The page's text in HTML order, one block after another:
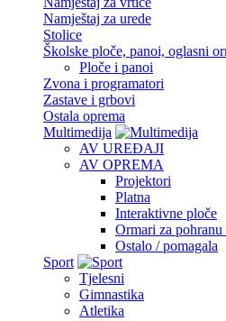
Namještaj za urede
Stolice
Školske ploče, panoi, oglasni
Ploče i panoi
Zvona i programatori
Zastave i grbovi
Ostala oprema
Multimedija
AV UREĐAJI
AV OPREMA
Projektori
Platna
Interaktivne ploče
Ormari za
Ostalo / pomagala
Sport
Tjelesni
Gimnastika
Atletika